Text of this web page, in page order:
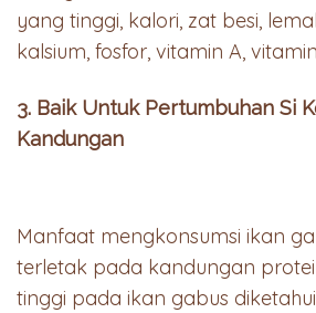
yang tinggi, kalori, zat besi,
kalsium, fosfor, vitamin A,
3. Baik Untuk Pertumbuhan Si
Kandungan
Manfaat mengkonsumsi ikan
terletak pada kandungan
tinggi pada ikan gabus